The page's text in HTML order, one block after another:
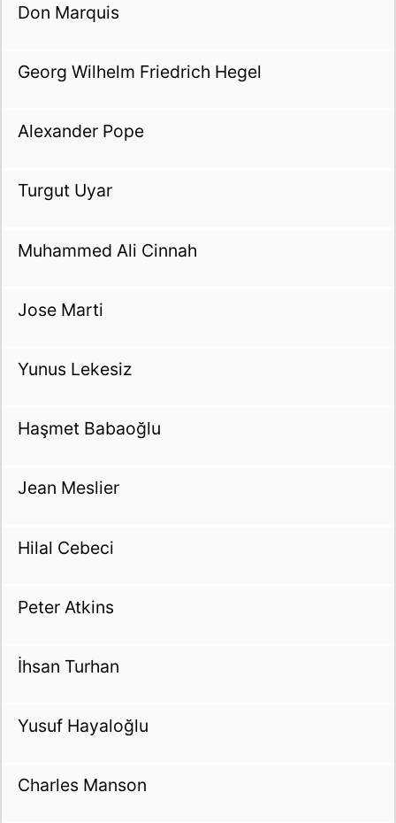
Don Marquis
Georg Wilhelm Friedrich Hegel
Alexander Pope
Turgut Uyar
Muhammed Ali Cinnah
Jose Marti
Yunus Lekesiz
Haşmet Babaoğlu
Jean Meslier
Hilal Cebeci
Peter Atkins
İhsan Turhan
Yusuf Hayaloğlu
Charles Manson